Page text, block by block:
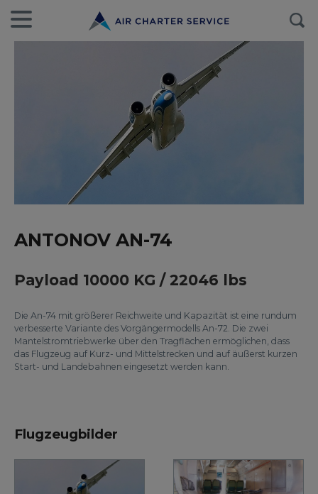
ANTONOV AN-74
Payload 10000 KG / 22046 lbs
Die An-74 mit größerer Reichweite und Kapazität ist eine rundum
verbesserte Variante des Vorgängermodells An-72. Die zwei
Mantelstromtriebwerke über den Tragflächen ermöglichen, dass
das Flugzeug auf Kurz- und Mittelstrecken und auf äußerst kurzen
Start- und Landebahnen eingesetzt werden kann.
Flugzeugbilder